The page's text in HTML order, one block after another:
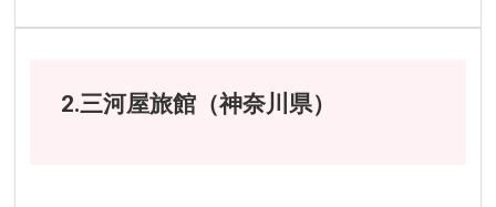
2.三河屋旅館（神奈川県）